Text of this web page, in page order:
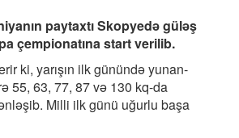
paytaxtı Skopyedə güləş
çempionatına start verilib.
ki, yarışın ilk günündə yunan-
55, 63, 77, 87 və 130 kq-da
Milli ilk günü uğurlu başa